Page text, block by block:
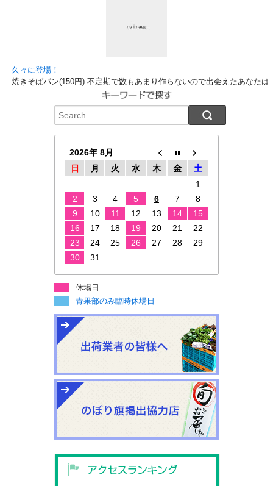
久々に登場！
焼きそばパン(150円) 不定期で数もあまり作らないので出会えたあなたは
2026年 8月
日
月 火 水 木 金
土
1
2
3 4 5 6 7
8
9
10 11 12 13 14
15
16
17 18 19 20 21
22
23
24 25 26 27 28
29
30
31
休場日
青果部のみ臨時休場日